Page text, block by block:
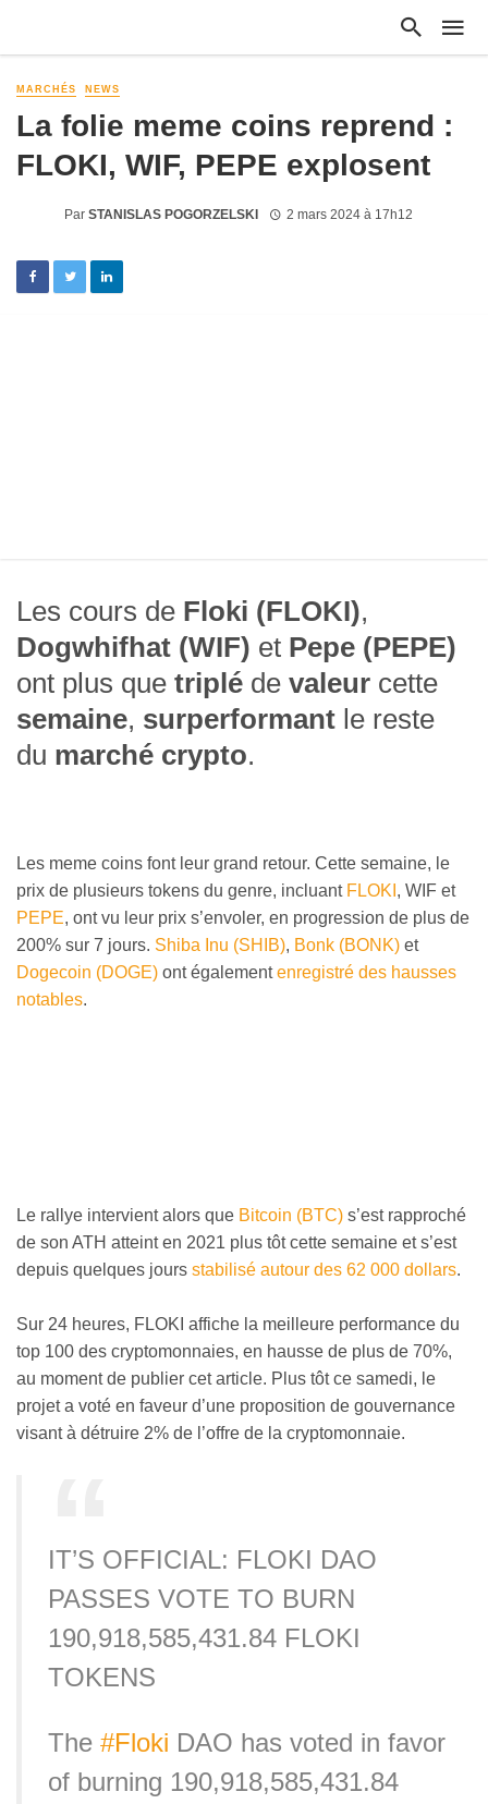
MARCHÉS NEWS
La folie meme coins reprend :
FLOKI, WIF, PEPE explosent
Par STANISLAS POGORZELSKI 2 mars 2024 à 17h12
Les cours de Floki (FLOKI),
Dogwhifhat (WIF) et Pepe (PEPE)
ont plus que triplé de valeur cette
semaine, surperformant le reste
du marché crypto.
Les meme coins font leur grand retour. Cette semaine, le
prix de plusieurs tokens du genre, incluant FLOKI , WIF et
PEPE, ont vu leur prix s’envoler, en progression de plus de
200% sur 7 jours. Shiba Inu (SHIB), Bonk (BONK) et
Dogecoin (DOGE) ont égalementenregistré des hausses
notables.
Le rallye intervient alors que Bitcoin (BTC) s’est rapproché
de son ATH atteint en 2021 plus tôt cette semaine et s’est
depuis quelques jours stabilisé autour des 62 000 dollars.
Sur 24 heures, FLOKI affiche la meilleure performance du
top 100 des cryptomonnaies, en hausse de plus de 70%,
au moment de publier cet article. Plus tôt ce samedi, le
projet a voté en faveur d’une proposition de gouvernance
visant à détruire 2% de l’offre de la cryptomonnaie.
IT’S OFFICIAL: FLOKI DAO
PASSES VOTE TO BURN
190,918,585,431.84 FLOKI
TOKENS
The #Floki DAO has voted in favor
of burning 190,918,585,431.84